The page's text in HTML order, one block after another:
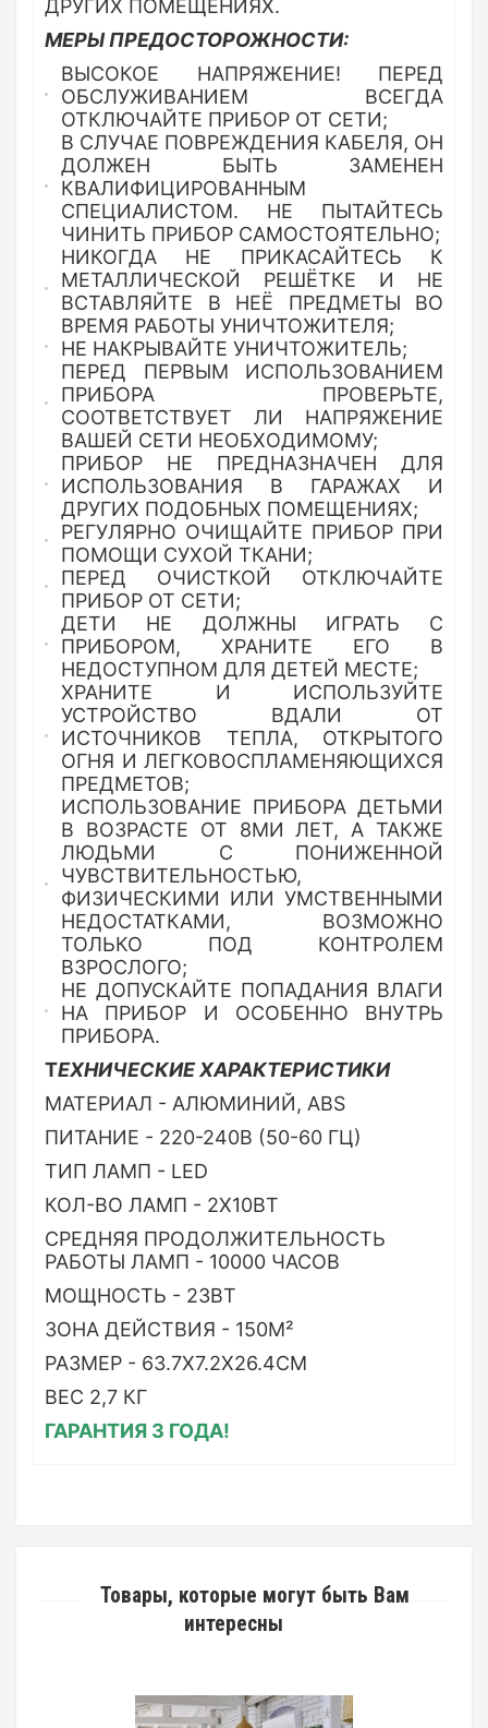
ДРУГИХ ПОМЕЩЕНИЯХ.
МЕРЫ ПРЕДОСТОРОЖНОСТИ:
ВЫСОКОЕ НАПРЯЖЕНИЕ! ПЕРЕД
ОБСЛУЖИВАНИЕМ ВСЕГДА
ОТКЛЮЧАЙТЕ ПРИБОР ОТ СЕТИ;
В СЛУЧАЕ ПОВРЕЖДЕНИЯ КАБЕЛЯ, ОН
ДОЛЖЕН БЫТЬ ЗАМЕНЕН
КВАЛИФИЦИРОВАННЫМ
СПЕЦИАЛИСТОМ. НЕ ПЫТАЙТЕСЬ
ЧИНИТЬ ПРИБОР САМОСТОЯТЕЛЬНО;
НИКОГДА НЕ ПРИКАСАЙТЕСЬ К
МЕТАЛЛИЧЕСКОЙ РЕШЁТКЕ И НЕ
ВСТАВЛЯЙТЕ В НЕЁ ПРЕДМЕТЫ ВО
ВРЕМЯ РАБОТЫ УНИЧТОЖИТЕЛЯ;
НЕ НАКРЫВАЙТЕ УНИЧТОЖИТЕЛЬ;
ПЕРЕД ПЕРВЫМ ИСПОЛЬЗОВАНИЕМ
ПРИБОРА ПРОВЕРЬТЕ,
СООТВЕТСТВУЕТ ЛИ НАПРЯЖЕНИЕ
ВАШЕЙ СЕТИ НЕОБХОДИМОМУ;
ПРИБОР НЕ ПРЕДНАЗНАЧЕН ДЛЯ
ИСПОЛЬЗОВАНИЯ В ГАРАЖАХ И
ДРУГИХ ПОДОБНЫХ ПОМЕЩЕНИЯХ;
РЕГУЛЯРНО ОЧИЩАЙТЕ ПРИБОР ПРИ
ПОМОЩИ СУХОЙ ТКАНИ;
ПЕРЕД ОЧИСТКОЙ ОТКЛЮЧАЙТЕ
ПРИБОР ОТ СЕТИ;
ДЕТИ НЕ ДОЛЖНЫ ИГРАТЬ С
ПРИБОРОМ, ХРАНИТЕ ЕГО В
НЕДОСТУПНОМ ДЛЯ ДЕТЕЙ МЕСТЕ;
ХРАНИТЕ И ИСПОЛЬЗУЙТЕ
УСТРОЙСТВО ВДАЛИ ОТ
ИСТОЧНИКОВ ТЕПЛА, ОТКРЫТОГО
ОГНЯ И ЛЕГКОВОСПЛАМЕНЯЮЩИХСЯ
ПРЕДМЕТОВ;
ИСПОЛЬЗОВАНИЕ ПРИБОРА ДЕТЬМИ
В ВОЗРАСТЕ ОТ 8МИ ЛЕТ, А ТАКЖЕ
ЛЮДЬМИ С ПОНИЖЕННОЙ
ЧУВСТВИТЕЛЬНОСТЬЮ,
ФИЗИЧЕСКИМИ ИЛИ УМСТВЕННЫМИ
НЕДОСТАТКАМИ, ВОЗМОЖНО
ТОЛЬКО ПОД КОНТРОЛЕМ
ВЗРОСЛОГО;
НЕ ДОПУСКАЙТЕ ПОПАДАНИЯ ВЛАГИ
НА ПРИБОР И ОСОБЕННО ВНУТРЬ
ПРИБОРА.
ТЕХНИЧЕСКИЕ ХАРАКТЕРИСТИКИ
МАТЕРИАЛ - АЛЮМИНИЙ, ABS
ПИТАНИЕ - 220-240В (50-60 ГЦ)
ТИП ЛАМП - LED
КОЛ-ВО ЛАМП - 2X10ВТ
СРЕДНЯЯ ПРОДОЛЖИТЕЛЬНОСТЬ
РАБОТЫ ЛАМП - 10000 ЧАСОВ
МОЩНОСТЬ - 23ВТ
ЗОНА ДЕЙСТВИЯ - 150М²
РАЗМЕР - 63.7Х7.2Х26.4СМ
ВЕС 2,7 КГ
ГАРАНТИЯ 3 ГОДА!
Товары, которые могут быть Вам
интересны